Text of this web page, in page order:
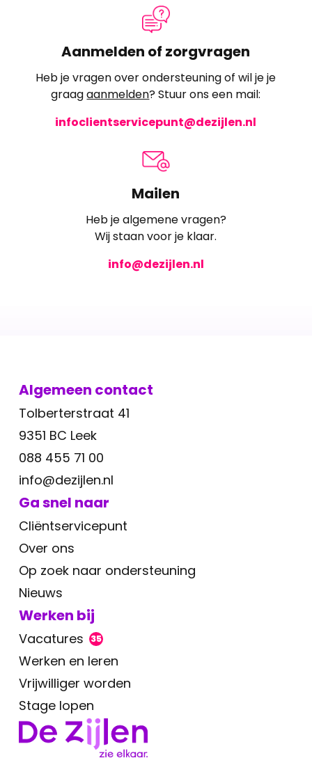
Aanmelden of zorgvragen
Heb je vragen over ondersteuning of wil je je
graagaanmelden? Stuur ons een mail:
infoclientservicepunt@dezijlen.nl
Mailen
Heb je algemene vragen?
Wij staan voor je klaar.
info@dezijlen.nl
Algemeen contact
Tolberterstraat 41
9351 BC Leek
088 455 71 00
info@dezijlen.nl
Ga snel naar
Cliëntservicepunt
Over ons
Op zoek naar ondersteuning
Nieuws
Werken bij
Vacatures 35
Werken en leren
Vrijwilliger worden
Stage lopen